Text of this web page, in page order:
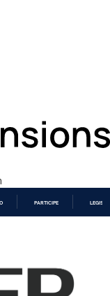
PARTICIPE